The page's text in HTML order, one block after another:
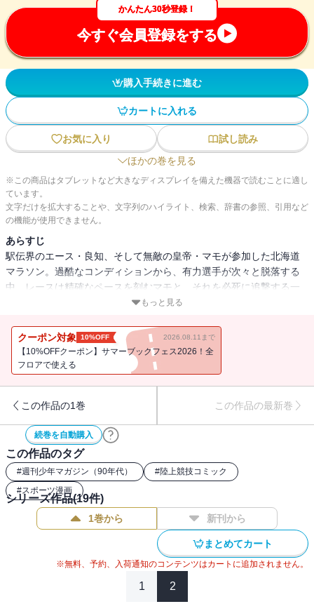
かんたん30秒登録！
今すぐ会員登録をする
購入手続きに進む
カートに入れる
お気に入り
試し読み
ほかの巻を見る
※この商品はタブレットなど大きなディスプレイを備えた機器で読むことに適し
ています。
文字だけを拡大することや、文字列のハイライト、検索、辞書の参照、引用など
の機能が使用できません。
あらすじ
駅伝界のエース・良知、そして無敵の皇帝・マモが参加した北海道
マラソン。過酷なコンディションから、有力選手が次々と脱落する
中、レースは精確なペースを刻むマモと、それを必死に追撃する一
馬との一騎打ち勝負となった！ついに決着の瞬間、勝利の月桂樹は
か！？感動のマラソン巨編、堂々の最終巻。
もっと見る
クーポン対象 10%OFF 2026.08.11まで
【10%OFFクーポン】サマーブックフェス2026！全
フロアで使える
この作品の1巻 この作品の最新巻
続巻を自動購入
この作品のタグ
#週刊少年マガジン（90年代） #陸上競技コミック
#スポーツ漫画
シリーズ作品(19件)
1巻から 新刊から
まとめてカート
※無料、予約、入荷通知のコンテンツはカートに追加されません。
1 2